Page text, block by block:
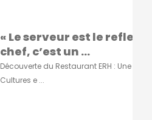
« Le serveur est le reflet
chef, c’est un ...
Découverte du Restaurant ERH : Une
Cultures e ...